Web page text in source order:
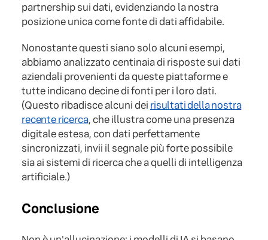
partnership sui dati, evidenziando la nostra
posizione unica come fonte di dati affidabile.
Nonostante questi siano solo alcuni esempi,
abbiamo analizzato centinaia di risposte sui dati
aziendali provenienti da queste piattaforme e
tutte indicano decine di fonti per i loro dati.
(Questo ribadisce alcuni dei risultati della nostra
recente ricerca, che illustra come una presenza
digitale estesa, con dati perfettamente
sincronizzati, invii il segnale più forte possibile
sia ai sistemi di ricerca che a quelli di intelligenza
artificiale.)
Conclusione